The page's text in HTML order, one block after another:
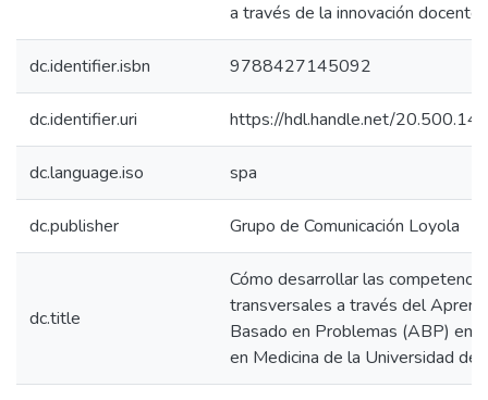
a través de la innovación
dc.identifier.isbn 9788427145092
dc.identifier.uri https://hdl.handle.net/
dc.language.iso spa
dc.publisher Grupo de Comunicación Loyola
dc.title
Cómo desarrollar las
transversales a través del
Basado en Problemas (ABP) en
en Medicina de la Universidad de